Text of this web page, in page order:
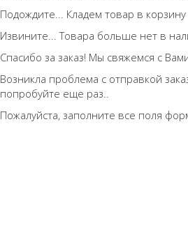
Подождите... Кладем товар в корзину
Извините... Товара больше нет в
Спасибо за заказ! Мы свяжемся с
Возникла проблема с отправкой
попробуйте еще раз..
Пожалуйста, заполните все поля